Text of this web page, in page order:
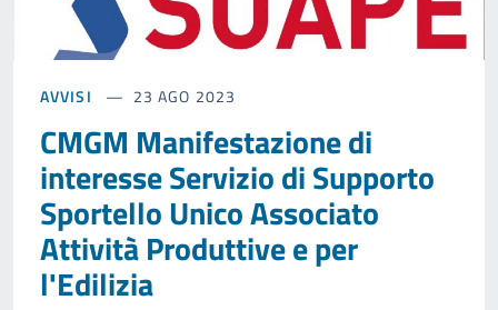
AVVISI 23 AGO 2023
CMGM Manifestazione di
interesse Servizio di Supporto
Sportello Unico Associato
Attività Produttive e per
l'Edilizia